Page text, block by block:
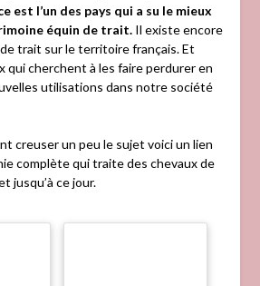
est l’un des pays qui a su le mieux
équin de trait.Il existe encore
trait sur le territoire français. Et
qui cherchent à les faire perdurer en
utilisations dans notre société
creuser un peu le sujet voici un lien
complète qui traite des chevaux de
jusqu’à ce jour.